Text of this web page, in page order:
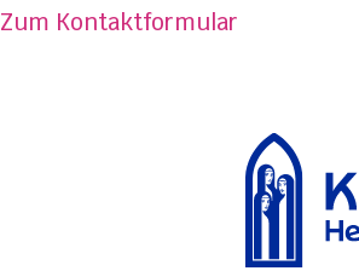
Jetzt kaufen
Zum Kontaktformular